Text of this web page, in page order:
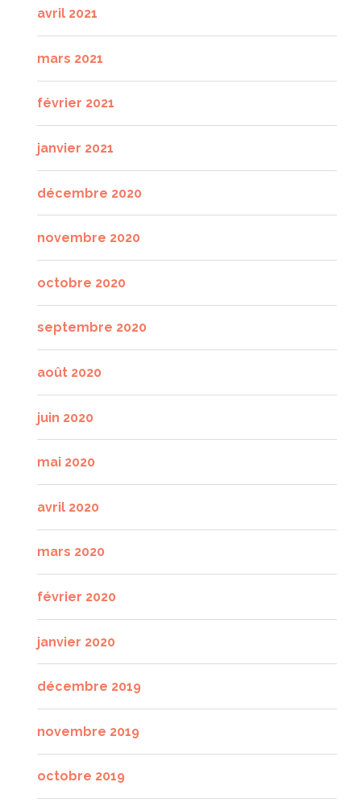
avril 2021
mars 2021
février 2021
janvier 2021
décembre 2020
novembre 2020
octobre 2020
septembre 2020
août 2020
juin 2020
mai 2020
avril 2020
mars 2020
février 2020
janvier 2020
décembre 2019
novembre 2019
octobre 2019